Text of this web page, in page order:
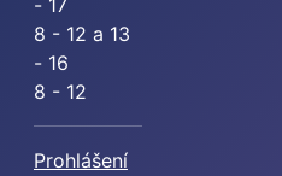
- 17
8 - 12 a 13
- 16
8 - 12
Prohlášení